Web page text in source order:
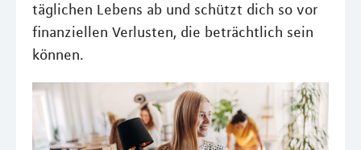
täglichen Lebens ab und schützt dich so vor
finanziellen Verlusten, die beträchtlich sein
können.